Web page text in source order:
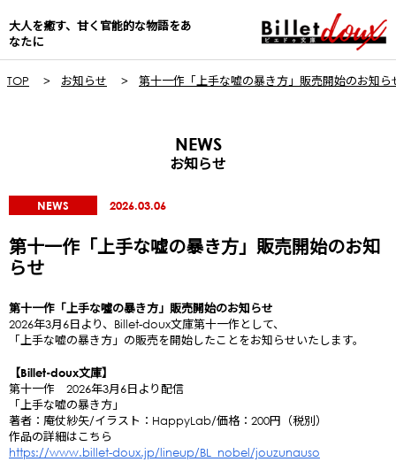
大人を癒す、甘く官能的な物語をあ
なたに
TOP お知らせ 第十一作「上手な嘘の暴き方」販売開始のお知ら
NEWS
お知らせ
NEWS 2026.03.06
第十一作「上手な嘘の暴き方」販売開始のお知
らせ
第十一作「上手な噓の暴き方」販売開始のお知らせ
2026年3月6日より、Billet-doux文庫第十一作として、
「上手な嘘の暴き方」の販売を開始したことをお知らせいたします。
【Billet-doux文庫】
第十一作 2026年3月6日より配信
「上手な嘘の暴き方」
著者：庵仗紗矢/イラスト：HappyLab/価格：200円（税別）
作品の詳細はこちら
https://www.billet-doux.jp/lineup/BL_nobel/jouzunauso